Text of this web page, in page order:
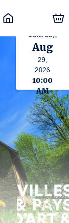
Aug
29,
2026
10:00
AM